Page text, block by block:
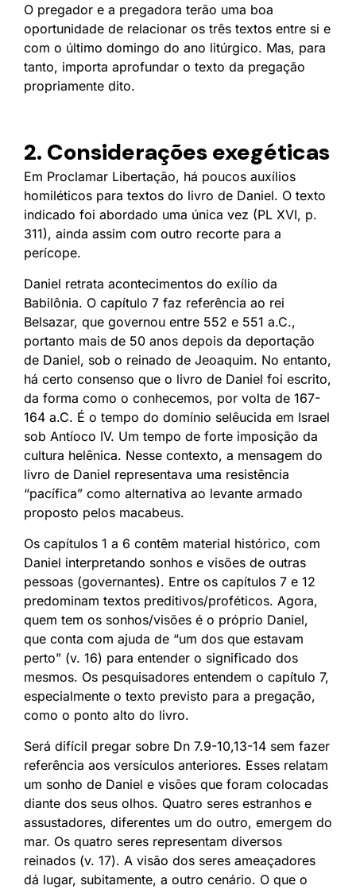
O pregador e a pregadora terão uma boa
oportunidade de relacionar os três textos entre si e
com o último domingo do ano litúrgico. Mas, para
tanto, importa aprofundar o texto da pregação
propriamente dito.
2. Considerações exegéticas
Em Proclamar Libertação, há poucos auxílios
homiléticos para textos do livro de Daniel. O texto
indicado foi abordado uma única vez (PL XVI, p.
311), ainda assim com outro recorte para a
perícope.
Daniel retrata acontecimentos do exílio da
Babilônia. O capítulo 7 faz referência ao rei
Belsazar, que governou entre 552 e 551 a.C.,
portanto mais de 50 anos depois da deportação
de Daniel, sob o reinado de Jeoaquim. No entanto,
há certo consenso que o livro de Daniel foi escrito,
da forma como o conhecemos, por volta de 167-
164 a.C. É o tempo do domínio selêucida em Israel
sob Antíoco IV. Um tempo de forte imposição da
cultura helênica. Nesse contexto, a mensagem do
livro de Daniel representava uma resistência
“pacífica” como alternativa ao levante armado
proposto pelos macabeus.
Os capítulos 1 a 6 contêm material histórico, com
Daniel interpretando sonhos e visões de outras
pessoas (governantes). Entre os capítulos 7 e 12
predominam textos preditivos/proféticos. Agora,
quem tem os sonhos/visões é o próprio Daniel,
que conta com ajuda de “um dos que estavam
perto” (v. 16) para entender o significado dos
mesmos. Os pesquisadores entendem o capítulo 7,
especialmente o texto previsto para a pregação,
como o ponto alto do livro.
Será difícil pregar sobre Dn 7.9-10,13-14 sem fazer
referência aos versículos anteriores. Esses relatam
um sonho de Daniel e visões que foram colocadas
diante dos seus olhos. Quatro seres estranhos e
assustadores, diferentes um do outro, emergem do
mar. Os quatro seres representam diversos
reinados (v. 17). A visão dos seres ameaçadores
dá lugar, subitamente, a outro cenário. O que o